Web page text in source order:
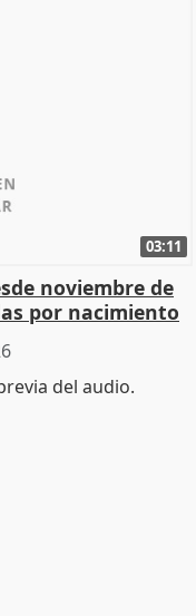
03:11
noviembre de
por nacimiento